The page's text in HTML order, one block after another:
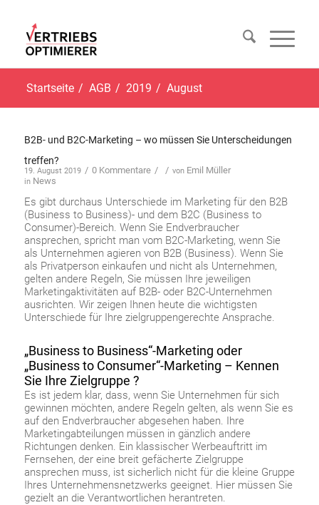
Startseite / AGB / 2019 / August
B2B- und B2C-Marketing – wo müssen Sie Unterscheidungen
treffen?
19. August 2019 / 0 Kommentare /
in News
/ von Emil Müller
Es gibt durchaus Unterschiede im Marketing für den B2B
(Business to Business)- und dem B2C (Business to
Consumer)-Bereich. Wenn Sie Endverbraucher
ansprechen, spricht man vom B2C-Marketing, wenn Sie
als Unternehmen agieren von B2B (Business). Wenn Sie
als Privatperson einkaufen und nicht als Unternehmen,
gelten andere Regeln, Sie müssen Ihre jeweiligen
Marketingaktivitäten auf B2B- oder B2C-Unternehmen
ausrichten. Wir zeigen Ihnen heute die wichtigsten
Unterschiede für Ihre zielgruppengerechte Ansprache.
„Business to Business“-Marketing oder
„Business to Consumer“-Marketing – Kennen
Sie Ihre Zielgruppe ?
Es ist jedem klar, dass, wenn Sie Unternehmen für sich
gewinnen möchten, andere Regeln gelten, als wenn Sie es
auf den Endverbraucher abgesehen haben. Ihre
Marketingabteilungen müssen in gänzlich andere
Richtungen denken. Ein klassischer Werbeauftritt im
Fernsehen, der eine breit gefächerte Zielgruppe
ansprechen muss, ist sicherlich nicht für die kleine Gruppe
Ihres Unternehmensnetzwerks geeignet. Hier müssen Sie
gezielt an die Verantwortlichen herantreten.